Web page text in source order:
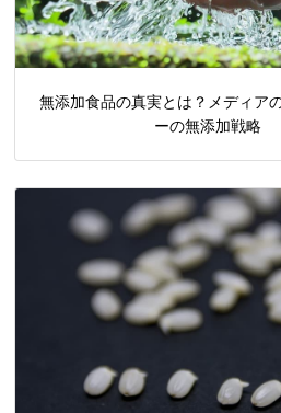
無添加食品の真実とは？メディア
ーの無添加戦略